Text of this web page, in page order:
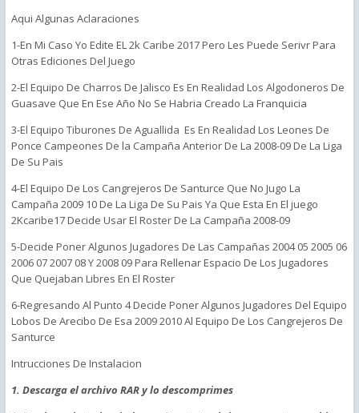
Aqui Algunas Aclaraciones
1-En Mi Caso Yo Edite EL 2k Caribe 2017 Pero Les Puede Serivr Para
Otras Ediciones Del Juego
2-El Equipo De Charros De Jalisco Es En Realidad Los Algodoneros De
Guasave Que En Ese Año No Se Habria Creado La Franquicia
3-El Equipo Tiburones De Aguallida Es En Realidad Los Leones De
Ponce Campeones De la Campaña Anterior De La 2008-09 De La Liga
De Su Pais
4-El Equipo De Los Cangrejeros De Santurce Que No Jugo La
Campaña 2009 10 De La Liga De Su Pais Ya Que Esta En El juego
2Kcaribe17 Decide Usar El Roster De La Campaña 2008-09
5-Decide Poner Algunos Jugadores De Las Campañas 2004 05 2005 06
2006 07 2007 08 Y 2008 09 Para Rellenar Espacio De Los Jugadores
Que Quejaban Libres En El Roster
6-Regresando Al Punto 4 Decide Poner Algunos Jugadores Del Equipo
Lobos De Arecibo De Esa 2009 2010 Al Equipo De Los Cangrejeros De
Santurce
Intrucciones De Instalacion
1. Descarga el archivo RAR y lo descomprimes